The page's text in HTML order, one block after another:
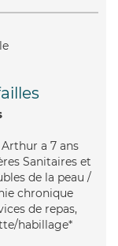
a 7 ans
Sanitaires et
de la peau /
chronique
de repas,
habillage*